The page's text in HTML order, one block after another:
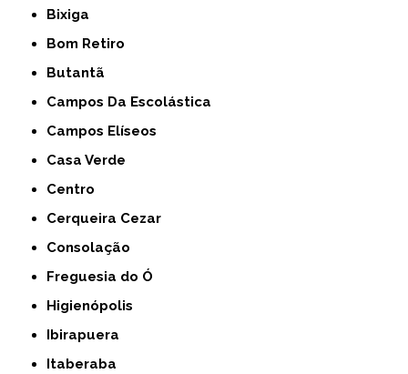
Bixiga
Bom Retiro
Butantã
Campos Da Escolástica
Campos Elíseos
Casa Verde
Centro
Cerqueira Cezar
Consolação
Freguesia do Ó
Higienópolis
Ibirapuera
Itaberaba